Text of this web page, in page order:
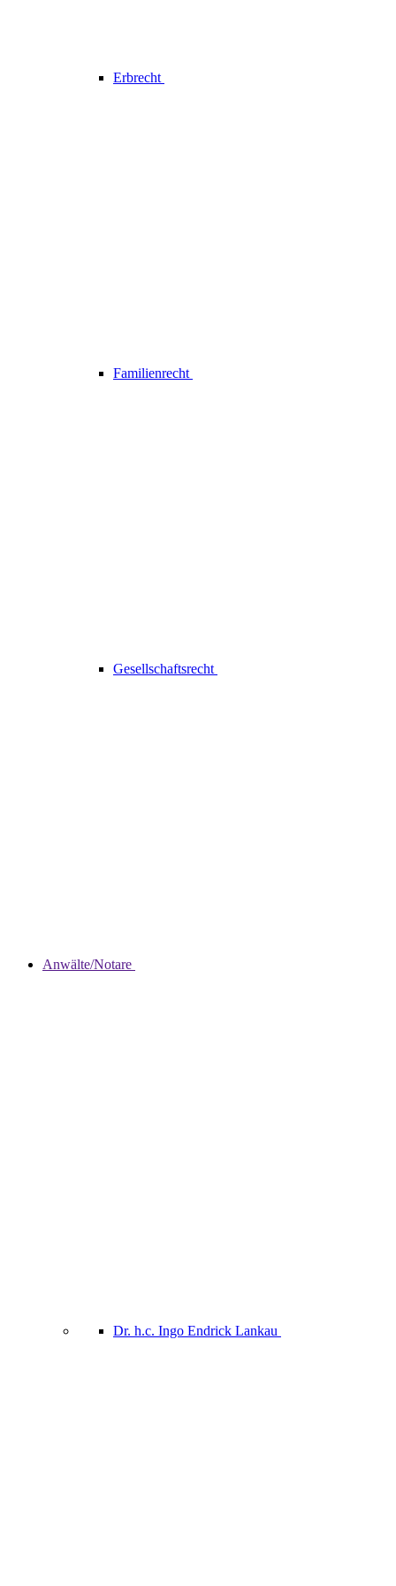
Erbrecht
Familienrecht
Gesellschaftsrecht
Anwälte/Notare
Dr. h.c. Ingo Endrick Lankau